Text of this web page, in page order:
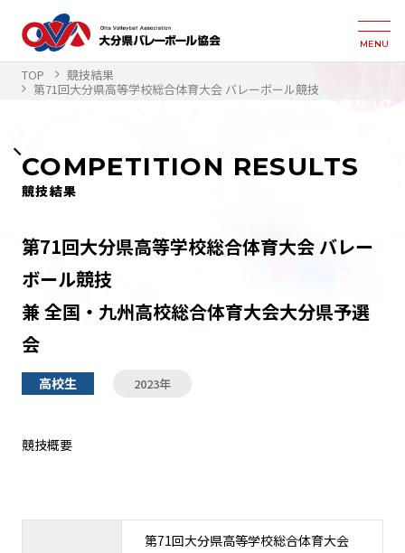
MENU
TOP
競技結果
第71回大分県高等学校総合体育大会 バレーボール競技
COMPETITION RESULTS
競技結果
第71回大分県高等学校総合体育大会 バレー
ボール競技
兼 全国・九州高校総合体育大会大分県予選
会
高校生 2023年
競技概要
第71回大分県高等学校総合体育大会